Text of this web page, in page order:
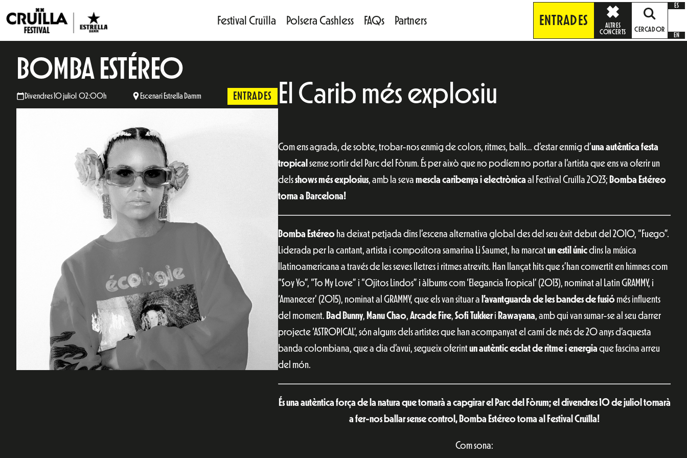
Festival Cruïlla Polsera Cashless FAQs Partners ENTRADES
ALTRES
CONCERTS
CERCADOR
ES
EN
BOMBA ESTÉREO
Divendres 10 juliol 02:00h Escenari Estrella Damm ENTRADES El Carib més explosiu
Com ens agrada, de sobte, trobar-nos enmig de colors, ritmes, balls… d’estar enmig d’una autèntica festa
tropical sense sortir del Parc del Fòrum. És per això que no podíem no portar a l’artista que ens va oferir un
delsshows més explosius, amb la seva mescla caribenya i electrònica al Festival Cruïlla 2023; Bomba Estéreo
torna a Barcelona!
Bomba Estéreo ha deixat petjada dins l’escena alternativa global des del seu èxit debut del 2010, “Fuego”.
Liderada per la cantant, artista i compositora samarina Li Saumet, ha marcatun estil únicdins la música
llatinoamericana a través de les seves lletres i ritmes atrevits. Han llançat hits que s’han convertit en himnes com
“Soy Yo”, “To My Love” i “Ojitos Lindos” i àlbums com ‘Elegancia Tropical’ (2013), nominat al Latin GRAMMY, i
‘Amanecer’ (2015), nominat al GRAMMY, que els van situar a l’avantguarda de les bandes de fusió més influents
del moment. Bad Bunny, Manu Chao, Arcade Fire, Sofi Tukkeri Rawayana, amb qui van sumar-se al seu darrer
projecte ‘ASTROPICAL’, són alguns dels artistes que han acompanyat el camí de més de 20 anys d’aquesta
banda colombiana, que a dia d’avui, segueix oferintun autèntic esclat de ritme i energia que fascina arreu
del món.
És una autèntica força de la natura que tornarà a capgirar el Parc del Fòrum; el divendres 10 de juliol tornarà
a fer-nos ballar sense control, Bomba Estéreotorna al Festival Cruïlla!
Com sona: